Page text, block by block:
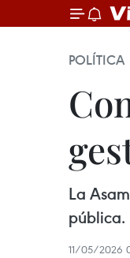
POLÍTICA
La
pública.
11/05/2026